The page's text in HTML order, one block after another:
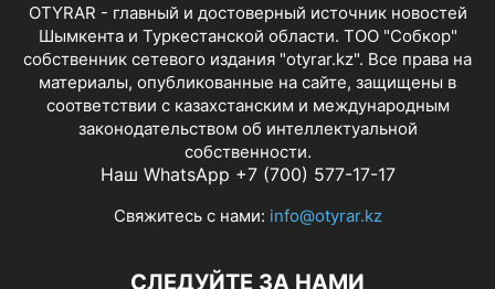
OTYRAR - главный и достоверный источник новостей
Шымкента и Туркестанской области. ТОО "Собкор"
собственник сетевого издания "otyrar.kz". Все права на
материалы, опубликованные на сайте, защищены в
соответствии с казахстанским и международным
законодательством об интеллектуальной
собственности.
Наш WhatsApp +7 (700) 577-17-17
Свяжитесь с нами: info@otyrar.kz
СЛЕДУЙТЕ ЗА НАМИ